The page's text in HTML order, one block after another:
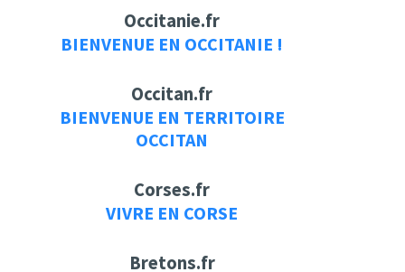
Occitanie.fr
BIENVENUE EN OCCITANIE !
Occitan.fr
BIENVENUE EN TERRITOIRE
OCCITAN
Corses.fr
VIVRE EN CORSE
Bretons.fr